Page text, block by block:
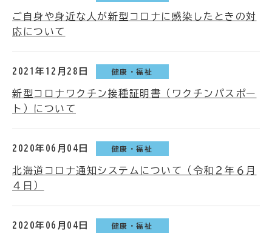
ご自身や身近な人が新型コロナに感染したときの対
応について
2021年12月28日 健康・福祉
新型コロナワクチン接種証明書（ワクチンパスポー
ト）について
2020年06月04日 健康・福祉
北海道コロナ通知システムについて（令和２年６月
４日）
2020年06月04日 健康・福祉